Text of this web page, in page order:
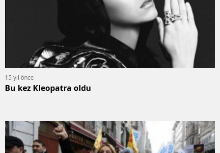
15 yıl önce
Bu kez Kleopatra oldu